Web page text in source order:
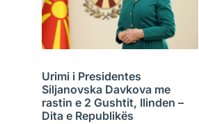
Urimi i Presidentes
Siljanovska Davkova me
rastin e 2 Gushtit, Ilinden –
Dita e Republikës